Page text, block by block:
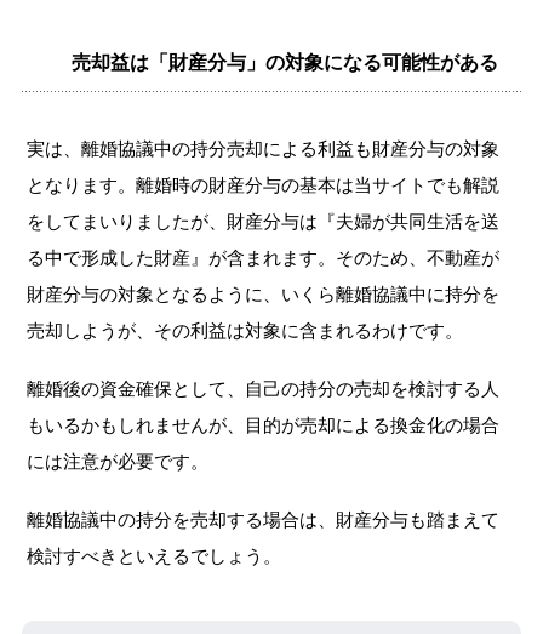
売却益は「財産分与」の対象になる可能性がある
実は、離婚協議中の持分売却による利益も財産分与の対象
となります。離婚時の財産分与の基本は当サイトでも解説
をしてまいりましたが、財産分与は『夫婦が共同生活を送
る中で形成した財産』が含まれます。そのため、不動産が
財産分与の対象となるように、いくら離婚協議中に持分を
売却しようが、その利益は対象に含まれるわけです。
離婚後の資金確保として、自己の持分の売却を検討する人
もいるかもしれませんが、目的が売却による換金化の場合
には注意が必要です。
離婚協議中の持分を売却する場合は、財産分与も踏まえて
検討すべきといえるでしょう。